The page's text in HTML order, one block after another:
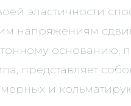
эластичности
напряжениям
основанию,
представляет
и